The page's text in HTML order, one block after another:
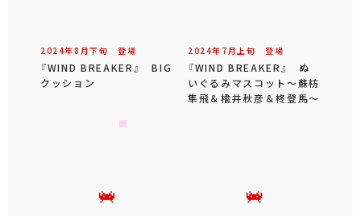
2024年8 月下旬 登場
『WIND BREAKER』 BIG
クッション
2024年 7 月 上旬 登場
『WIND BREAKER』 ぬ
いぐるみマスコット～蘇枋
隼飛＆楡井秋彦＆柊登馬～